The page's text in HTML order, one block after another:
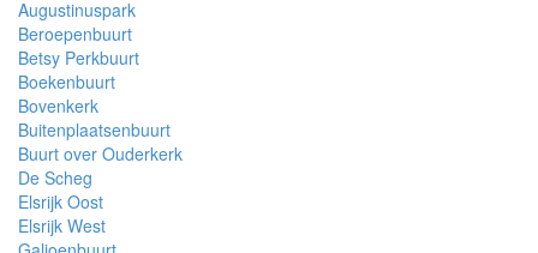
Augustinuspark
Beroepenbuurt
Betsy Perkbuurt
Boekenbuurt
Bovenkerk
Buitenplaatsenbuurt
Buurt over Ouderkerk
De Scheg
Elsrijk Oost
Elsrijk West